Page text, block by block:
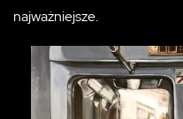
najważniejsze.